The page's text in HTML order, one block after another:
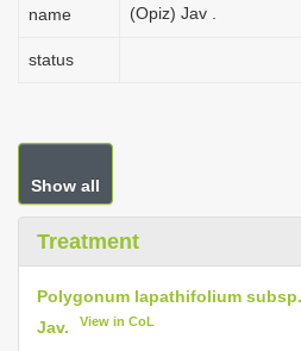
name
(Opiz) Jav .
status
Show all
Treatment
Polygonum lapathifolium
Jav.
View in CoL